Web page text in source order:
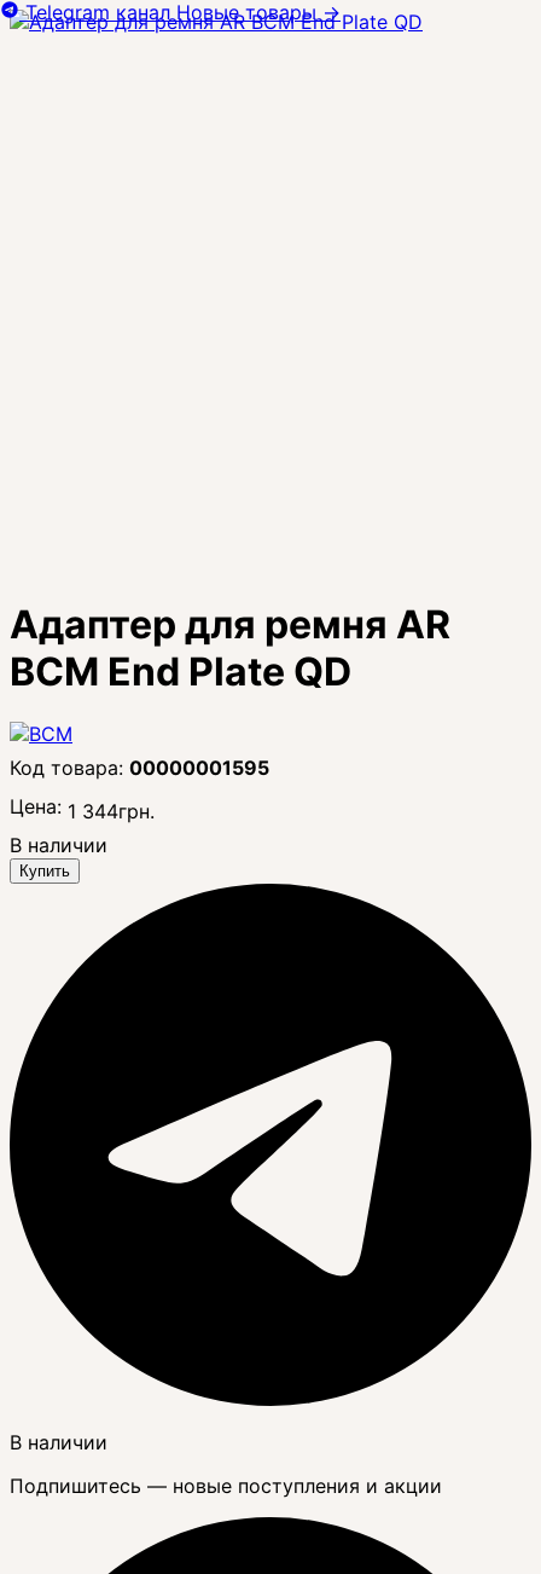
Адаптер для ремня AR
BCM End Plate QD
00000001595
Цена: 1 344грн.
В наличии
Купить
В наличии
Подпишитесь — новые поступления и акции
Telegram канал Новые товары→